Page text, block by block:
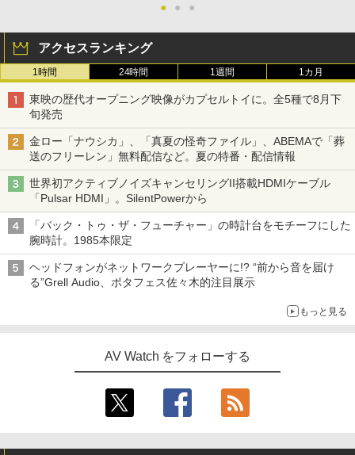
● ● ●
アクセスランキング
1時間 24時間 1週間 1カ月
東映の歴代オープニング映像がカプセルトイに。全5種で8月下
旬発売
金ロー「ナウシカ」、「真夏の怪奇ファイル」、ABEMAで「葬
送のフリーレン」無料配信など。夏の特番・配信情報
世界初アクティブノイズキャンセリングII搭載HDMIケーブル
「Pulsar HDMI」。SilentPowerから
「バック・トゥ・ザ・フューチャー」の時計台をモチーフにした
腕時計。1985本限定
ヘッドフォンがネットワークプレーヤーに!? “前から音を届け
る”Grell Audio、ポタフェス佐々木的注目展示
もっと見る
AV Watch をフォローする